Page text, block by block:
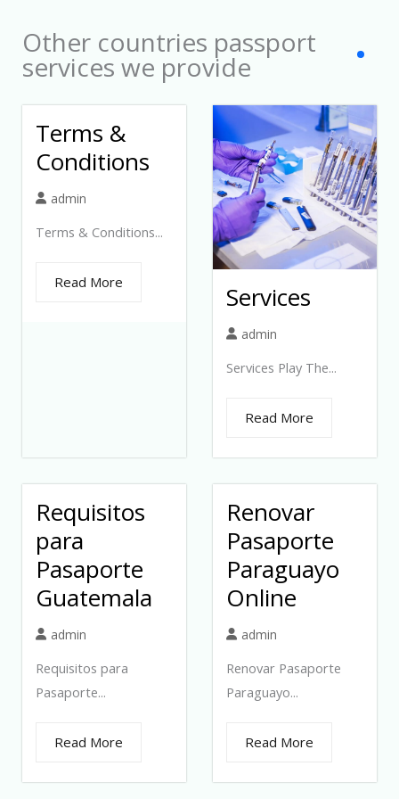
Other countries passport
services we provide
Terms &
Conditions
admin
Terms & Conditions...
Read More Services
admin
Services Play The...
Read More
Requisitos
para
Pasaporte
Guatemala
admin
Requisitos para
Pasaporte...
Read More
Renovar
Pasaporte
Paraguayo
Online
admin
Renovar Pasaporte
Paraguayo...
Read More